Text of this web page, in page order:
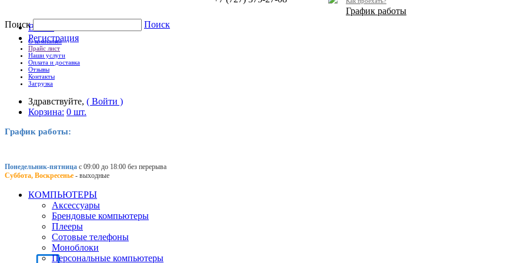
График работы
Войти
Регистрация
Поиск Поиск
О компании
Прайс лист
Наши услуги
Оплата и доставка
Отзывы
Контакты
Загрузка
Здравствуйте, ( Войти )
Корзина: 0 шт.
График работы:
Понедельник-пятница с 09:00 до 18:00 без перерыва
Суббота, Воскресенье - выходные
КОМПЬЮТЕРЫ
Аксессуары
Брендовые компьютеры
Плееры
Сотовые телефоны
Моноблоки
Персональные компьютеры